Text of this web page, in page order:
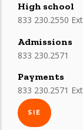
High school
833 230.2550
Admissions
833 230.2571
Payments
833 230.2571
SIE